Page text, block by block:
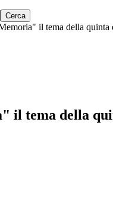
il tema della quinta
il tema della